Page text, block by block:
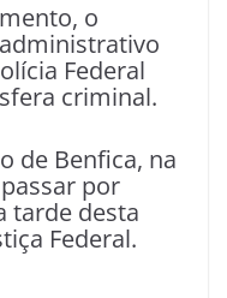
o
Federal
criminal.
de Benfica, na
por
tarde desta
Federal.